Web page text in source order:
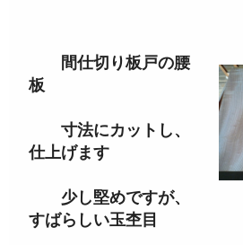
間仕切り板戸の腰
板
寸法にカットし、
仕上げます
少し堅めですが、
すばらしい玉杢目